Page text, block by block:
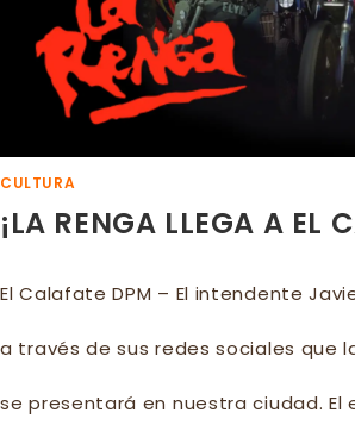
CULTURA
¡LA RENGA LLEGA A EL
El Calafate DPM – El intendente
a través de sus redes sociales que
se presentará en nuestra ciudad. El